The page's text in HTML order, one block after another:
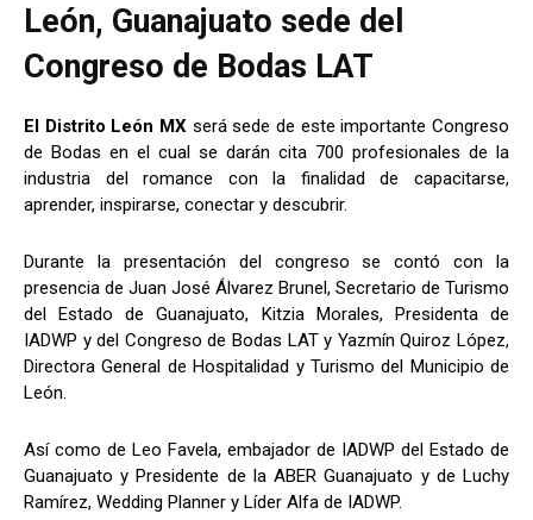
León, Guanajuato sede del
Congreso de Bodas LAT
El Distrito León MX será sede de este importante Congreso
de Bodas en el cual se darán cita 700 profesionales de la
industria del romance con la finalidad de capacitarse,
aprender, inspirarse, conectar y descubrir.
Durante la presentación del congreso se contó con la
presencia de Juan José Álvarez Brunel, Secretario de Turismo
del Estado de Guanajuato, Kitzia Morales, Presidenta de
IADWP y del Congreso de Bodas LAT y Yazmín Quiroz López,
Directora General de Hospitalidad y Turismo del Municipio de
León.
Así como de Leo Favela, embajador de IADWP del Estado de
Guanajuato y Presidente de la ABER Guanajuato y de Luchy
Ramírez, Wedding Planner y Líder Alfa de IADWP.